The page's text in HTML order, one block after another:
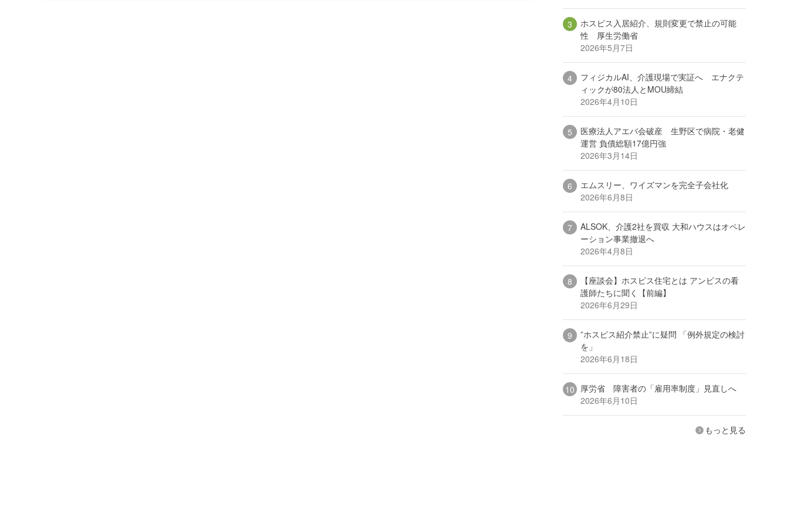
ホスピス入居紹介、規則変更で禁止の可能
性 厚生労働省
2026年5月7日
フィジカルAI、介護現場で実証へ エナクテ
ィックが80法人とMOU締結
2026年4月10日
医療法人アエバ会破産 生野区で病院・老健
運営 負債総額17億円強
2026年3月14日
エムスリー、ワイズマンを完全子会社化
2026年6月8日
ALSOK、介護2社を買収 大和ハウスはオペレ
ーション事業撤退へ
2026年4月8日
【座談会】ホスピス住宅とは アンビスの看
護師たちに聞く【前編】
2026年6月29日
”ホスピス紹介禁止”に疑問 「例外規定の検討
を」
2026年6月18日
厚労省 障害者の「雇用率制度」見直しへ
2026年6月10日
もっと見る